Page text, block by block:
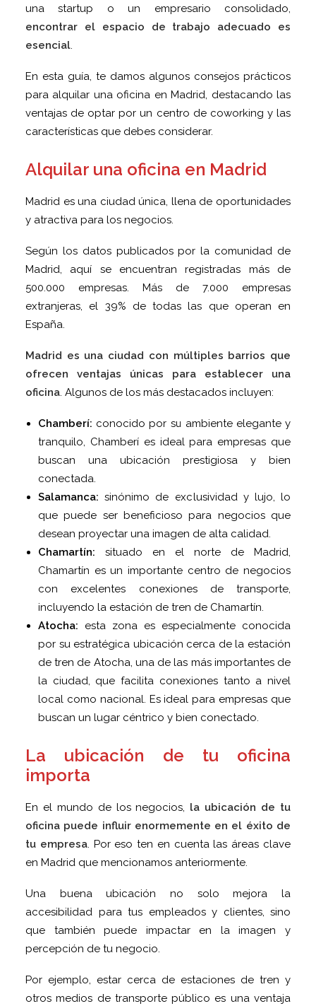
una startup o un empresario consolidado,
encontrar el espacio de trabajo adecuado es
esencial.
En esta guía, te damos algunos consejos prácticos
para alquilar una oficina en Madrid, destacando las
ventajas de optar por un centro de coworking y las
características que debes considerar.
Alquilar una oficina en Madrid
Madrid es una ciudad única, llena de oportunidades
y atractiva para los negocios.
Según los datos publicados por la comunidad de
Madrid, aquí se encuentran registradas más de
500.000 empresas. Más de 7.000 empresas
extranjeras, el 39% de todas las que operan en
España.
Madrid es una ciudad con múltiples barrios que
ofrecen ventajas únicas para establecer una
oficina. Algunos de los más destacados incluyen:
Chamberí: conocido por su ambiente elegante y
tranquilo, Chamberí es ideal para empresas que
buscan una ubicación prestigiosa y bien
conectada.
Salamanca: sinónimo de exclusividad y lujo, lo
que puede ser beneficioso para negocios que
desean proyectar una imagen de alta calidad.
Chamartín: situado en el norte de Madrid,
Chamartín es un importante centro de negocios
con excelentes conexiones de transporte,
incluyendo la estación de tren de Chamartín.
Atocha: esta zona es especialmente conocida
por su estratégica ubicación cerca de la estación
de tren de Atocha, una de las más importantes de
la ciudad, que facilita conexiones tanto a nivel
local como nacional. Es ideal para empresas que
buscan un lugar céntrico y bien conectado.
La ubicación de tu oficina
importa
En el mundo de los negocios, la ubicación de tu
oficina puede influir enormemente en el éxito de
tu empresa. Por eso ten en cuenta las áreas clave
en Madrid que mencionamos anteriormente.
Una buena ubicación no solo mejora la
accesibilidad para tus empleados y clientes, sino
que también puede impactar en la imagen y
percepción de tu negocio.
Por ejemplo, estar cerca de estaciones de tren y
otros medios de transporte público es una ventaja